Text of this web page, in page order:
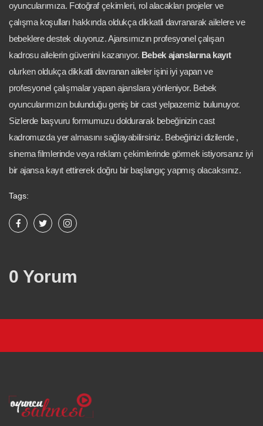
oyuncularımıza. Fotoğraf çekimleri, rol alacakları projeler ve
çalışma koşulları hakkında oldukça dikkatli davranarak ailelere ve
bebeklere destek oluyoruz. Ajansımızın profesyonel çalışan
kadrosu ailelerin güvenini kazanıyor. Bebek ajanslarına kayıt
olurken oldukça dikkatli davranan aileler işini iyi yapan ve
profesyonel çalışmalar yapan ajanslara yönleniyor. Bebek
oyuncularımızın bulunduğu geniş bir cast yelpazemiz bulunuyor.
Sizlerde başvuru formumuzu doldurarak bebeğinizin cast
kadromuzda yer almasını sağlayabilirsiniz. Bebeğinizi dizilerde ,
sinema filmlerinde veya reklam çekimlerinde görmek istiyorsanız iyi
bir ajansa kayıt ettirerek doğru bir başlangıç yapmış olacaksınız.
Tags:
0 Yorum